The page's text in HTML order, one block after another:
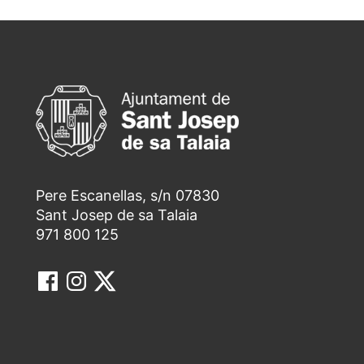
Pere Escanellas, s/n 07830
Sant Josep de sa Talaia
971 800 125